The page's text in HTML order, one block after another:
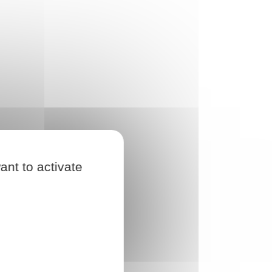
to activate